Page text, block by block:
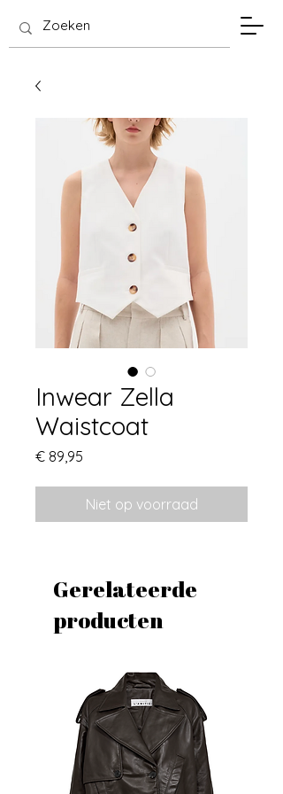
SIS Hasselt
Inwear Zella
Waistcoat
€ 89,95
Niet op voorraad
Gerelateerde
producten